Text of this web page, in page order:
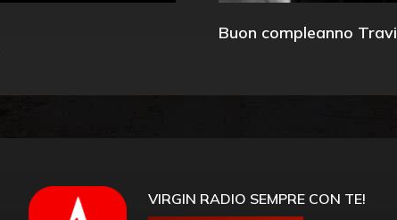
Buon compleanno
VIRGIN RADIO SEMPRE CON TE!